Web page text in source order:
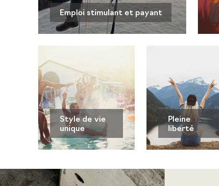
Emploi stimulant et payant
Style de vie
unique
Pleine
liberté